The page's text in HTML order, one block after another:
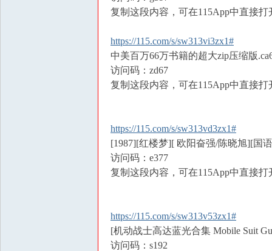
复制这段内容，可在115App中直接打
https://115.com/s/sw313vi3zx1#
中美百万66万书籍的超大zip压缩版
访问码：zd67
复制这段内容，可在115App中直接打
https://115.com/s/sw313vd3zx1#
[1987][红楼梦][ 欧阳奋强/陈晓旭][国
访问码：e377
复制这段内容，可在115App中直接打
https://115.com/s/sw313v53zx1#
[机动战士高达蓝光合集 Mobile Suit
访问码：s192